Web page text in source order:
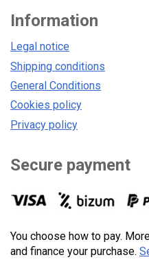
Information
Legal notice
Shipping conditions
General Conditions
Cookies policy
Privacy policy
Secure payment
You choose how to pay.
and finance your purchase.